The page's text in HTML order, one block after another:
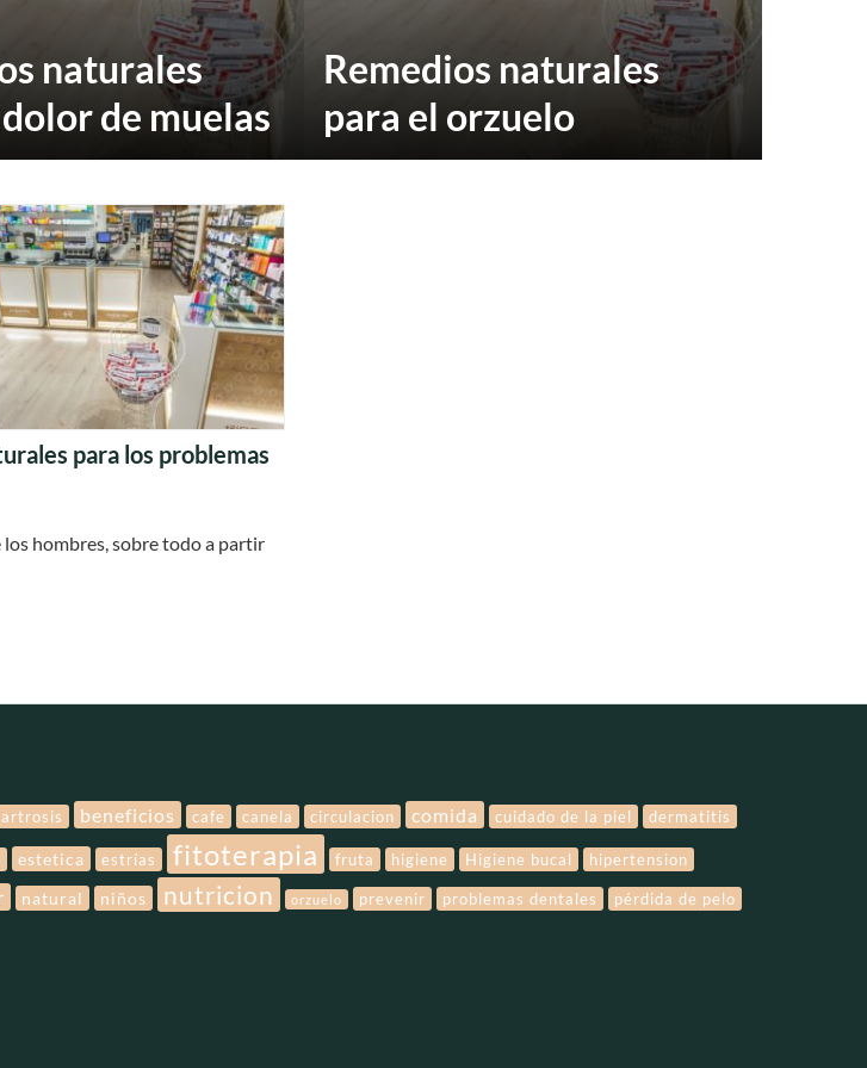
naturales
de muelas
Remedios naturales
para el orzuelo
para los problemas
los hombres, sobre todo a partir
artrosis beneficios cafe canela circulacion comida cuidado de la piel dermatitis
estetica estrías fitoterapia fruta higiene Higiene bucal hipertension
natural niños nutricion orzuelo prevenir problemas dentales pérdida de pelo